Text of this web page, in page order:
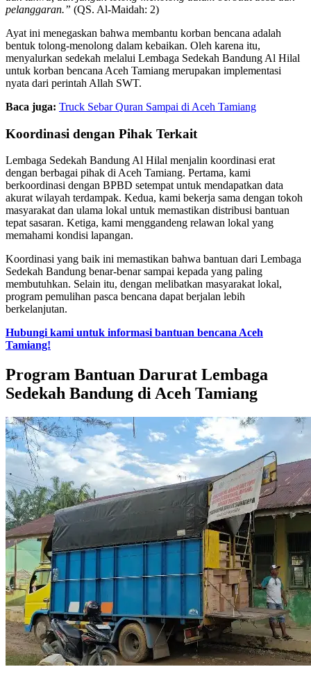
pelanggaran.” (QS. Al-Maidah: 2)
Ayat ini menegaskan bahwa membantu korban bencana adalah
bentuk tolong-menolong dalam kebaikan. Oleh karena itu,
menyalurkan sedekah melalui Lembaga Sedekah Bandung Al Hilal
untuk korban bencana Aceh Tamiang merupakan implementasi
nyata dari perintah Allah SWT.
Baca juga: Truck Sebar Quran Sampai di Aceh Tamiang
Koordinasi dengan Pihak Terkait
Lembaga Sedekah Bandung Al Hilal menjalin koordinasi erat
dengan berbagai pihak di Aceh Tamiang. Pertama, kami
berkoordinasi dengan BPBD setempat untuk mendapatkan data
akurat wilayah terdampak. Kedua, kami bekerja sama dengan tokoh
masyarakat dan ulama lokal untuk memastikan distribusi bantuan
tepat sasaran. Ketiga, kami menggandeng relawan lokal yang
memahami kondisi lapangan.
Koordinasi yang baik ini memastikan bahwa bantuan dari Lembaga
Sedekah Bandung benar-benar sampai kepada yang paling
membutuhkan. Selain itu, dengan melibatkan masyarakat lokal,
program pemulihan pasca bencana dapat berjalan lebih
berkelanjutan.
Hubungi kami untuk informasi bantuan bencana Aceh
Tamiang!
Program Bantuan Darurat Lembaga
Sedekah Bandung di Aceh Tamiang